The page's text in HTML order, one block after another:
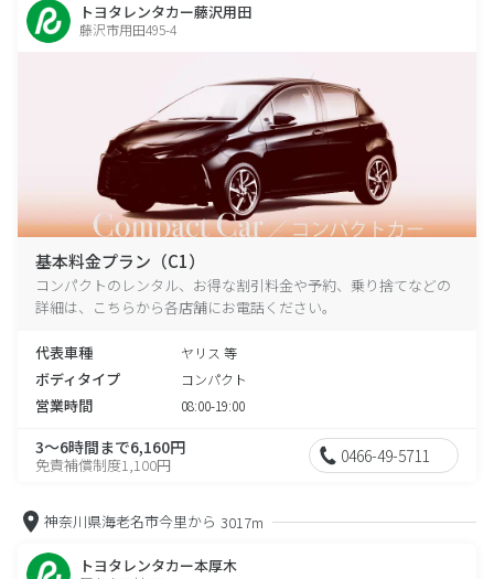
トヨタレンタカー藤沢用田
藤沢市用田495-4
基本料金プラン（C1）
コンパクトのレンタル、お得な割引料金や予約、乗り捨てなどの
詳細は、こちらから各店舗にお電話ください。
代表車種 ヤリス 等
ボディタイプ コンパクト
営業時間 08:00-19:00
3～6時間まで6,160円
免責補償制度1,100円 0466-49-5711
神奈川県海老名市今里から 3017m
トヨタレンタカー本厚木